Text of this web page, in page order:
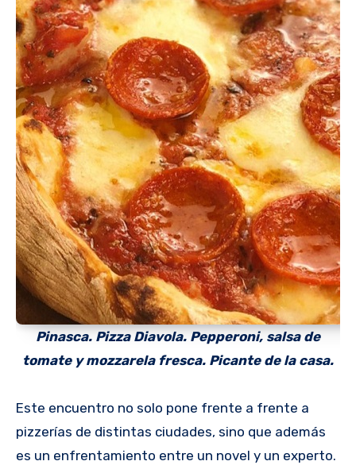
Pinasca. Pizza Diavola. Pepperoni, salsa de
tomate y mozzarela fresca. Picante de la casa.
Este encuentro no solo pone frente a frente a
pizzerías de distintas ciudades, sino que además
es un enfrentamiento entre un novel y un experto.